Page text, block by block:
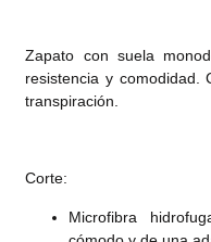
Zapato con suela
resistencia y comodidad.
transpiración.
Corte:
Microfibra